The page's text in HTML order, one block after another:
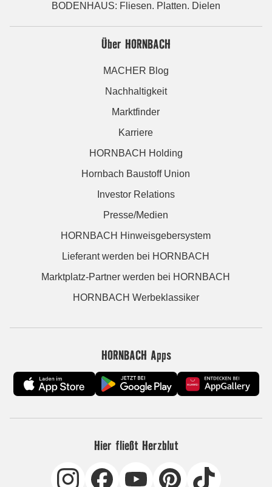
BODENHAUS: Fliesen. Platten. Dielen
Über HORNBACH
MACHER Blog
Nachhaltigkeit
Marktfinder
Karriere
HORNBACH Holding
Hornbach Baustoff Union
Investor Relations
Presse/Medien
HORNBACH Hinweisgebersystem
Lieferant werden bei HORNBACH
Marktplatz-Partner werden bei HORNBACH
HORNBACH Werbeklassiker
HORNBACH Apps
Hier fließt Herzblut